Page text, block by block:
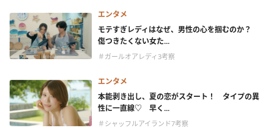
エンタメ
モテすぎレディはなぜ、男性の心を掴むのか？
傷つきたくない女た...
＃ガールオアレディ3考察
エンタメ
本能剥き出し、夏の恋がスタート！ タイプの異
性に一直線♡ 早く...
＃シャッフルアイランド7考察